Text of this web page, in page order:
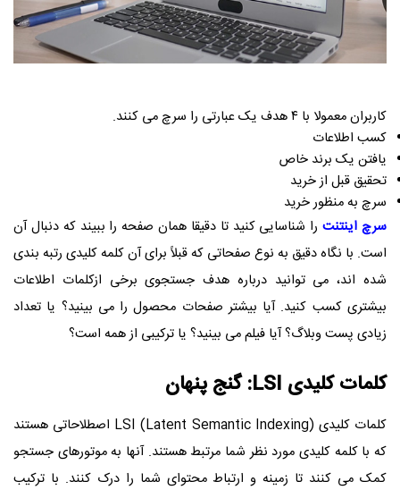
کاربران معمولا با ۴ هدف یک عبارتی را سرچ می کنند.
کسب اطلاعات
یافتن یک برند خاص
تحقیق قبل از خرید
سرچ به منظور خرید
سرچ اینتنترا شناسایی کنید تا دقیقا همان صفحه را ببیند که دنبال آن
است. با نگاه دقیق به نوع صفحاتی که قبلاً برای آن کلمه کلیدی رتبه بندی
شده اند، می توانید درباره هدف جستجوی برخی ازکلمات اطلاعات
بیشتری کسب کنید. آیا بیشتر صفحات محصول را می بینید؟ یا تعداد
زیادی پست وبلاگ؟ آیا فیلم می بینید؟ یا ترکیبی از همه است؟
کلمات کلیدی LSI: گنج پنهان
کلمات کلیدی LSI (Latent Semantic Indexing) اصطلاحاتی هستند
که با کلمه کلیدی مورد نظر شما مرتبط هستند. آنها به موتورهای جستجو
کمک می کنند تا زمینه و ارتباط محتوای شما را درک کنند. با ترکیب